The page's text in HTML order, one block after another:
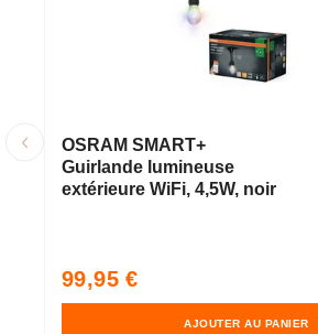
OSRAM SMART+
Guirlande lumineuse
extérieure WiFi, 4,5W, noir
Prix
habituel
99,95 €
AJOUTER AU PANIER